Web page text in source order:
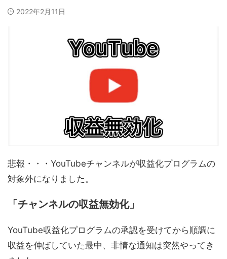
2022年2月11日
悲報・・・YouTubeチャンネルが収益化プログラムの
対象外になりました。
「チャンネルの収益無効化」
YouTube収益化プログラムの承認を受けてから順調に
収益を伸ばしていた最中、非情な通知は突然やってき